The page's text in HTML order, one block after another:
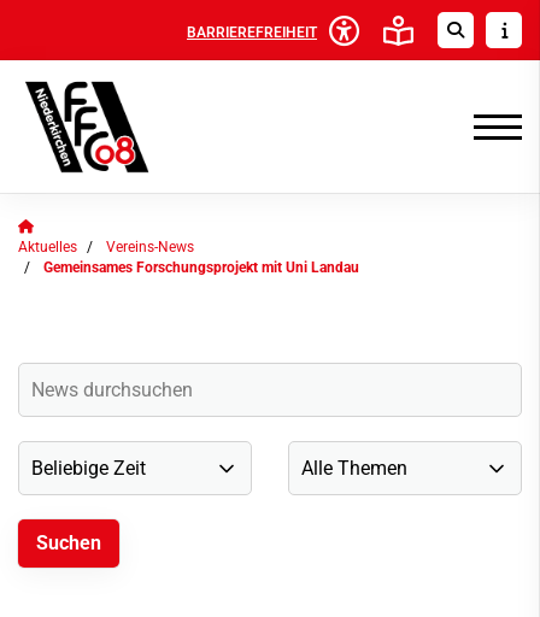
BARRIEREFREIHEIT
Aktuelles
Vereins-News
Gemeinsames Forschungsprojekt mit Uni Landau